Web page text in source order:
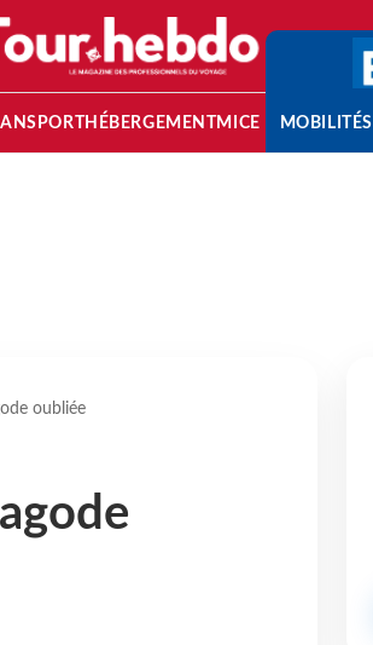
HÉBERGEMENTMICE MOBILITÉS
oubliée